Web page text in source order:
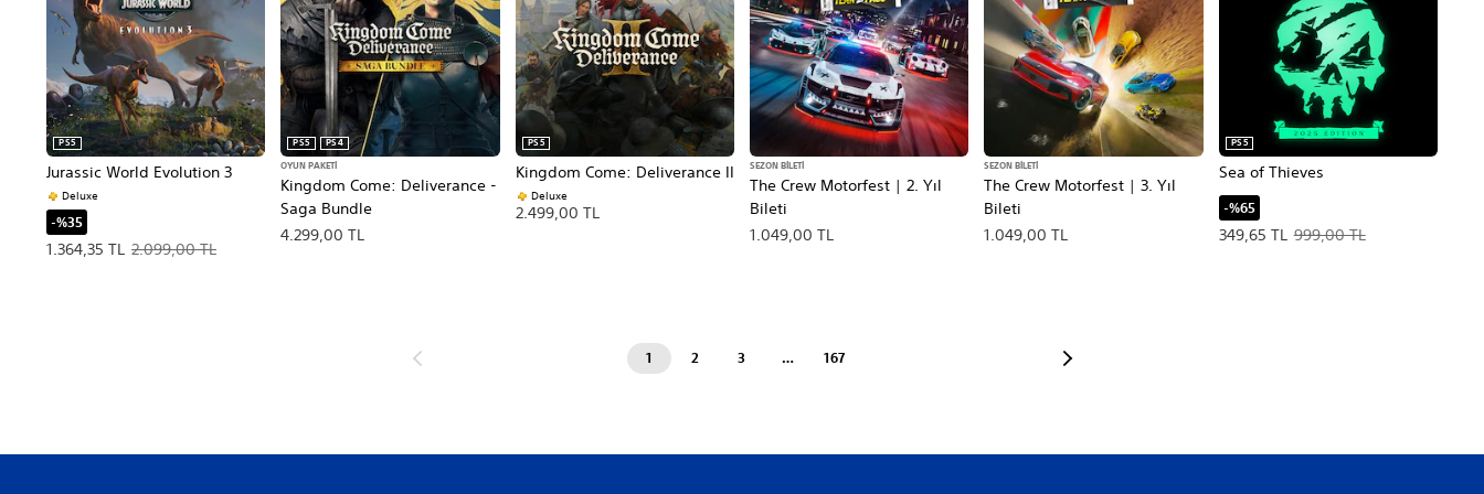
Jurassic World Evolution 3
PS5
Deluxe
-%35
1.364,35 TL
Teklif edilen fiyat, 1.364,35 TL. Orijinal fiyat, 2.099,00 TL.
2.099,00 TL
Kingdom Come: Deliverance -
Saga Bundle
PS5
PS4
OYUN PAKETI
4.299,00 TL
Kingdom Come: Deliverance II
PS5
Deluxe
2.499,00 TL
The Crew Motorfest | 2. Yıl
Bileti
SEZON BILETI
1.049,00 TL
The Crew Motorfest | 3. Yıl
Bileti
SEZON BILETI
1.049,00 TL
Sea of Thieves
PS5
-%65
349,65 TL
Teklif edilen fiyat, 349,65 TL.
999,00 TL
1 2 3 … 167